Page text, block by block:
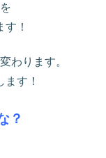
す！
わります。
す！
？